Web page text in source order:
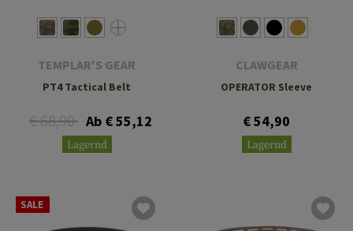
TEMPLAR'S GEAR
PT4 Tactical Belt
€ 68,90 Ab € 55,12
Lagernd
CLAWGEAR
OPERATOR Sleeve
€ 54,90
Lagernd
SALE